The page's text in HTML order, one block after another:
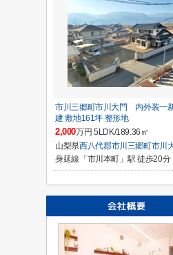
市川三郷町市川大門 内外装一
建 敷地161坪 整形地
2,000万円 5LDK/189.36㎡
山梨県西八代郡市川三郷町市川
身延線「市川本町」駅 徒歩20分